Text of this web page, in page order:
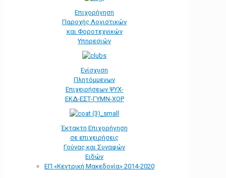
Επιχορήγηση
Παροχής Λογιστικών
και Φοροτεχνικών
Υπηρεσιών
Ενίσχυση
Πλητόμμενων
Επιχειρήσεων ΨΥΧ-
ΕΚΔ-ΕΣΤ-ΓΥΜΝ-ΧΟΡ
Έκτακτη Επιχορήγηση
σε επιχειρήσεις
Γούνας και Συναφών
Ειδών
ΕΠ «Kεντρική Μακεδονία» 2014-2020